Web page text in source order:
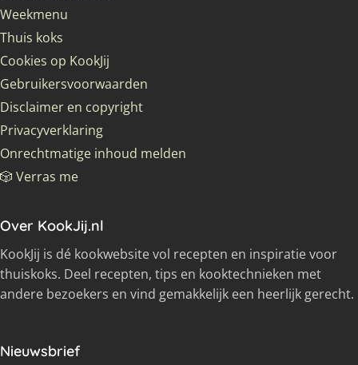
Weekmenu
Thuis koks
Cookies op KookJij
Gebruikersvoorwaarden
Disclaimer en copyright
Privacyverklaring
Onrechtmatige inhoud melden
🎲 Verras me
Over KookJij.nl
KookJij is dé kookwebsite vol recepten en inspiratie voor
thuiskoks. Deel recepten, tips en kooktechnieken met
andere bezoekers en vind gemakkelijk een heerlijk gerecht.
Nieuwsbrief